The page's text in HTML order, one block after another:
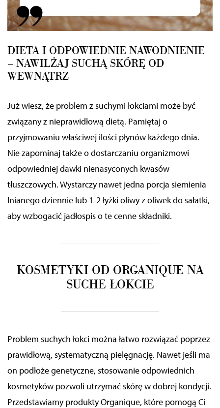
DIETA I ODPOWIEDNIE NAWODNIENIE
– NAWILŻAJ SUCHĄ SKÓRĘ OD
WEWNĄTRZ
Już wiesz, że problem z suchymi łokciami może być
związany z nieprawidłową dietą. Pamiętaj o
przyjmowaniu właściwej ilości płynów każdego dnia.
Nie zapominaj także o dostarczaniu organizmowi
odpowiedniej dawki nienasyconych kwasów
tłuszczowych. Wystarczy nawet jedna porcja siemienia
lnianego dziennie lub 1-2 łyżki oliwy z oliwek do sałatki,
aby wzbogacić jadłospis o te cenne składniki.
KOSMETYKI OD ORGANIQUE NA
SUCHE ŁOKCIE
Problem suchych łokci można łatwo rozwiązać poprzez
prawidłową, systematyczną pielęgnację. Nawet jeśli ma
on podłoże genetyczne, stosowanie odpowiednich
kosmetyków pozwoli utrzymać skórę w dobrej kondycji.
Przedstawiamy produkty Organique, które pomogą Ci